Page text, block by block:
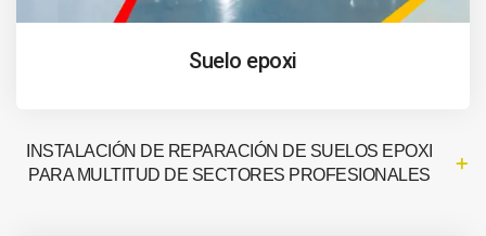
Suelo epoxi
INSTALACIÓN DE REPARACIÓN DE SUELOS EPOXI
PARA MULTITUD DE SECTORES PROFESIONALES